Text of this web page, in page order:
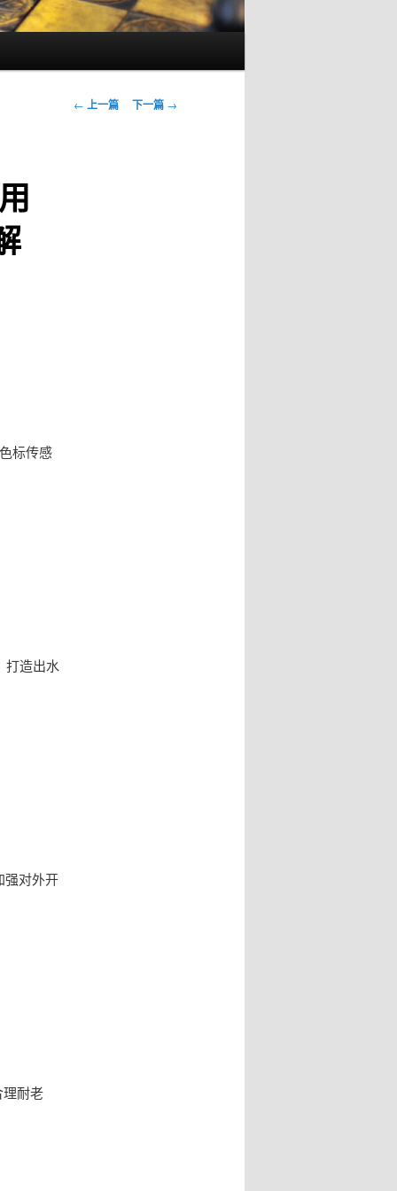
文
← 上一篇 下一篇 →
标传感
打造出水
强对外开
耐老